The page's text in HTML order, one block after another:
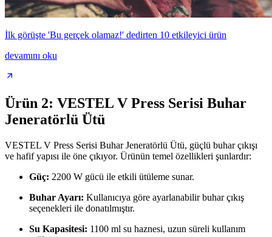
İlk görüşte 'Bu gerçek olamaz!' dedirten 10 etkileyici ürün
devamını oku
Ürün 2: VESTEL V Press Serisi Buhar
Jeneratörlü Ütü
VESTEL V Press Serisi Buhar Jeneratörlü Ütü, güçlü buhar çıkışı
ve hafif yapısı ile öne çıkıyor. Ürünün temel özellikleri şunlardır:
Güç: 2200 W gücü ile etkili ütüleme sunar.
Buhar Ayarı: Kullanıcıya göre ayarlanabilir buhar çıkış
seçenekleri ile donatılmıştır.
Su Kapasitesi: 1100 ml su haznesi, uzun süreli kullanım